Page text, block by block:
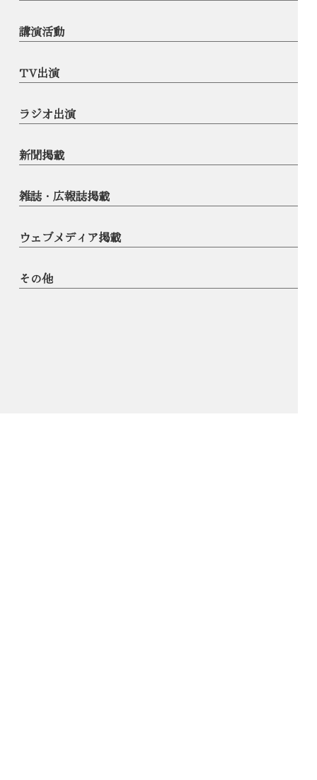
講演活動
TV出演
ラジオ出演
新聞掲載
雑誌・広報誌掲載
ウェブメディア掲載
その他